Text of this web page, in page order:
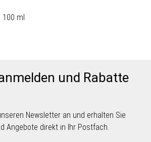
ml
und Rabatte
Newsletter an und erhalten Sie
Angebote direkt in Ihr Postfach.